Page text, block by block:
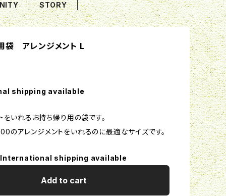
STORY
袋 アレンジメント L
shipping available
をいれるお持ち帰り用の袋です。
のアレンジメントをいれるのに最適なサイズです。
International shipping available
Add to cart